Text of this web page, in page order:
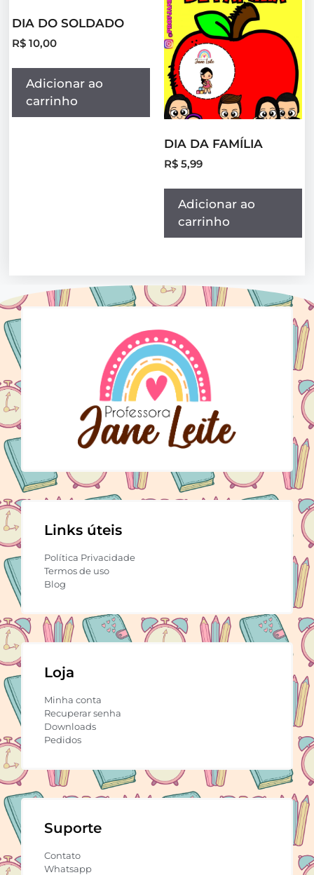
DIA DO SOLDADO
R$ 10,00
Adicionar ao
carrinho
DIA DA FAMÍLIA
R$ 5,99
Adicionar ao
carrinho
Links úteis
Política Privacidade
Termos de uso
Blog
Loja
Minha conta
Recuperar senha
Downloads
Pedidos
Suporte
Contato
Whatsapp